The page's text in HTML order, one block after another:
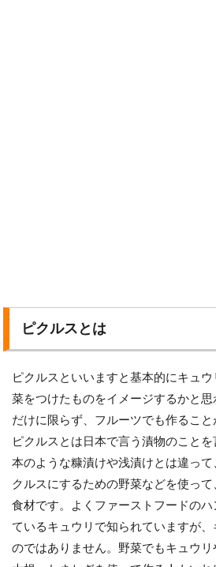
ピクルスとは
ピクルスといいますと基本的にキュ
菜をつけたものをイメージするかと
だけに限らず、フルーツでも作るこ
ピクルスとは日本で言う漬物のこと
本のような糠漬けや浅漬けとは違っ
クルスにするための野菜などを使っ
食材です。よくファーストフードの
ているキュウリで知られていますが
のではありません。野菜でもキュウリ